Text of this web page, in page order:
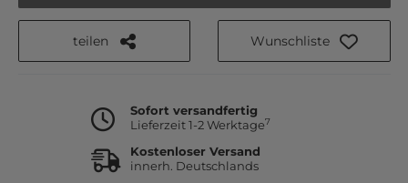
teilen Wunschliste
Sofort versandfertig
Lieferzeit 1-2 Werktage7
Kostenloser Versand
innerh. Deutschlands